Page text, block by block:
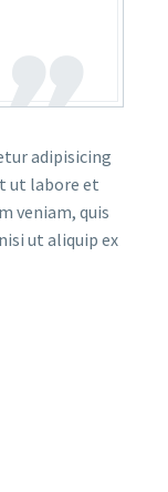
adipisicing
ut labore et
veniam, quis
ut aliquip ex